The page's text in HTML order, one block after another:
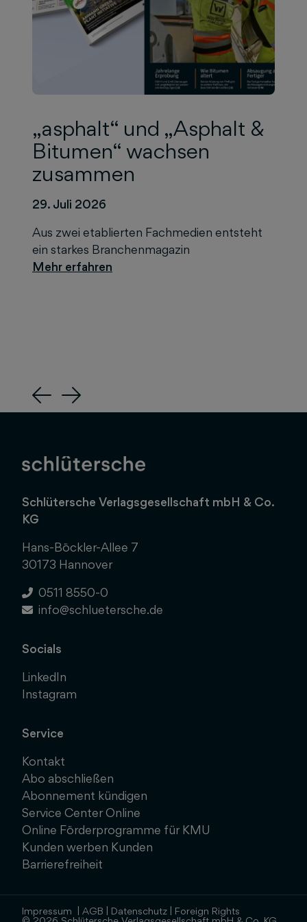
„asphalt“ und „Asphalt &
Bitumen“ wachsen
zusammen
29. Juli 2026
Aus zwei etablierten Fachmedien entsteht
ein starkes Branchenmagazin
Previous
Next
Schlütersche Verlagsgesellschaft mbH & Co.
KG
Hans-Böckler-Allee 7
30173 Hannover
0511 8550-0
info@schluetersche.de
Socials
LinkedIn
Instagram
Service
Kontakt
Abo abschließen
Abonnement kündigen
Service Center Online
Online Förderprogramme für KMU
Kunden werben Kunden
Barrierefreiheit
Impressum AGB Datenschutz
Foreign Rights